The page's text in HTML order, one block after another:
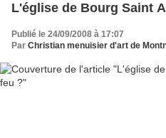
L'église de Bourg Saint
Publié le 24/09/2008 à 17:07
Par Christian menuisier d'art de